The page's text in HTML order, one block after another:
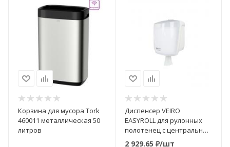
Корзина для мусора Tork
460011 металлическая 50
литров
Диспенсер VEIRO
EASYROLL для рулонных
полотенец с центральной
вытяжкой белый
2 929.65 ₽/шт